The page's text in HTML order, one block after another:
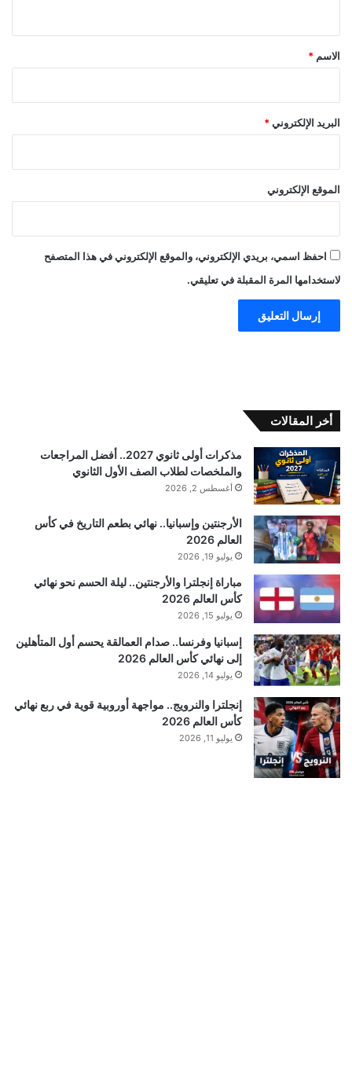
*
الاسم *
البريد الإلكتروني *
الموقع الإلكتروني
احفظ اسمي، بريدي الإلكتروني، والموقع الإلكتروني في هذا المتصفح
لاستخدامها المرة المقبلة في تعليقي.
أخر المقالات
مذكرات أولى ثانوي 2027.. أفضل المراجعات
والملخصات لطلاب الصف الأول الثانوي
أغسطس 2, 2026
الأرجنتين وإسبانيا.. نهائي بطعم التاريخ في كأس
العالم 2026
يوليو 19, 2026
مباراة إنجلترا والأرجنتين.. ليلة الحسم نحو نهائي
كأس العالم 2026
يوليو 15, 2026
إسبانيا وفرنسا.. صدام العمالقة يحسم أول المتأهلين
إلى نهائي كأس العالم 2026
يوليو 14, 2026
إنجلترا والنرويج.. مواجهة أوروبية قوية في ربع نهائي
كأس العالم 2026
يوليو 11, 2026